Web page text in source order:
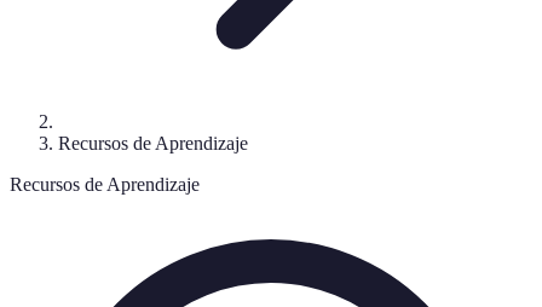
Recursos de Aprendizaje
Recursos de Aprendizaje